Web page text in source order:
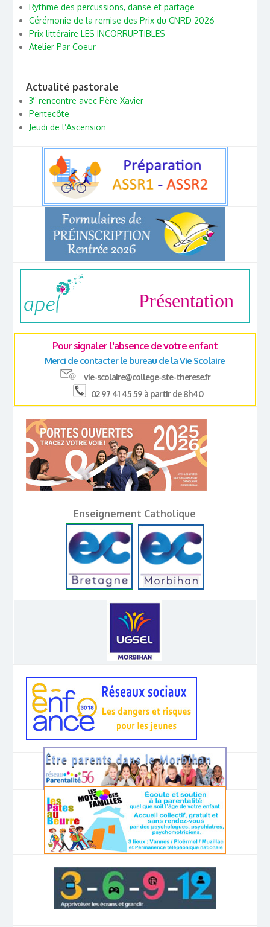
Rythme des percussions, danse et partage
Cérémonie de la remise des Prix du CNRD 2026
Prix littéraire LES INCORRUPTIBLES
Atelier Par Coeur
Actualité pastorale
3erencontre avec Père Xavier
Pentecôte
Jeudi de l’Ascension
Présentation
Pour signaler l'absence de votre enfant
Merci de contacter le bureau de la Vie Scolaire
vie-scolaire@college-ste-therese.fr
02 97 41 45 59 à partir de 8h40
Enseignement Catholique